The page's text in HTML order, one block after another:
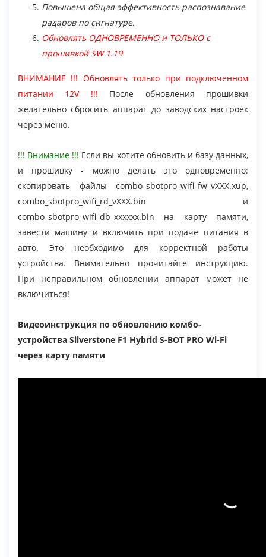
Повышена общая эффективность распознавание
радаров по сигнатуре.
Обновлять ОДНОВРЕМЕННО и ТОЛЬКО с
прошивкой SW 1.19
ВНИМАНИЕ !!! Обновлять только при подключенном
питании 12V !!! После обновления прошивки
желательно сбросить аппарат до заводских настроек
через меню.
!!! Внимание !!! Если вы хотите обновить и базу данных,
и прошивку - можно делать это одновременно:
скопировать файлы combo_sbotpro_wifi_fw_vXXX.xup,
combo_sbotpro_wifi_rd_vXXX.bin и
combo_sbotpro_wifi_db_xxxxxx.bin на карту памяти,
завести машину и включить при подаче питания в
авто. Это необходимо для корректной работы
устройства. Внимательно прочитайте инструкцию.
При неправильном обновлении аппарат может не
включиться!
Видеоинструкция по обновлению комбо-
устройства Silverstone F1 Hybrid S-BOT PRO Wi-Fi
через карту памяти